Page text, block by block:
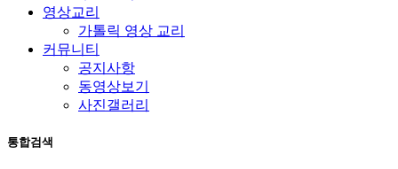
영상교리
가톨릭 영상 교리
커뮤니티
공지사항
동영상보기
사진갤러리
통합검색